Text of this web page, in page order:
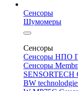
Сенсоры
Шумомеры
Сенсоры
Сенсоры НПО
Сенсоры
SENSORTECH
BW